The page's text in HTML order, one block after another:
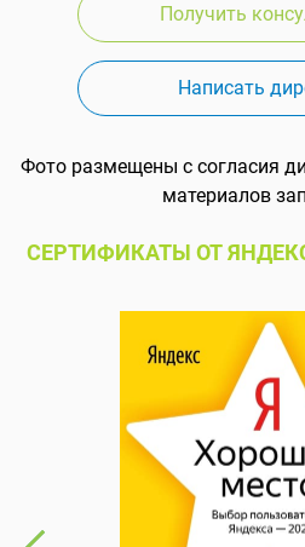
Получить
Написать
Фото размещены с согласия
материалов
СЕРТИФИКАТЫ ОТ